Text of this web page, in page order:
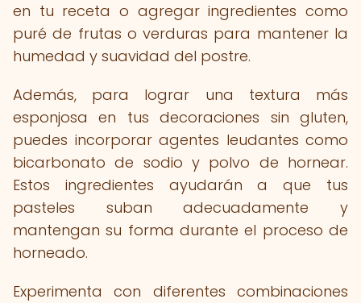
en tu receta o agregar ingredientes como
puré de frutas o verduras para mantener la
humedad y suavidad del postre.
Además, para lograr una textura más
esponjosa en tus decoraciones sin gluten,
puedes incorporar agentes leudantes como
bicarbonato de sodio y polvo de hornear.
Estos ingredientes ayudarán a que tus
pasteles suban adecuadamente y
mantengan su forma durante el proceso de
horneado.
Experimenta con diferentes combinaciones